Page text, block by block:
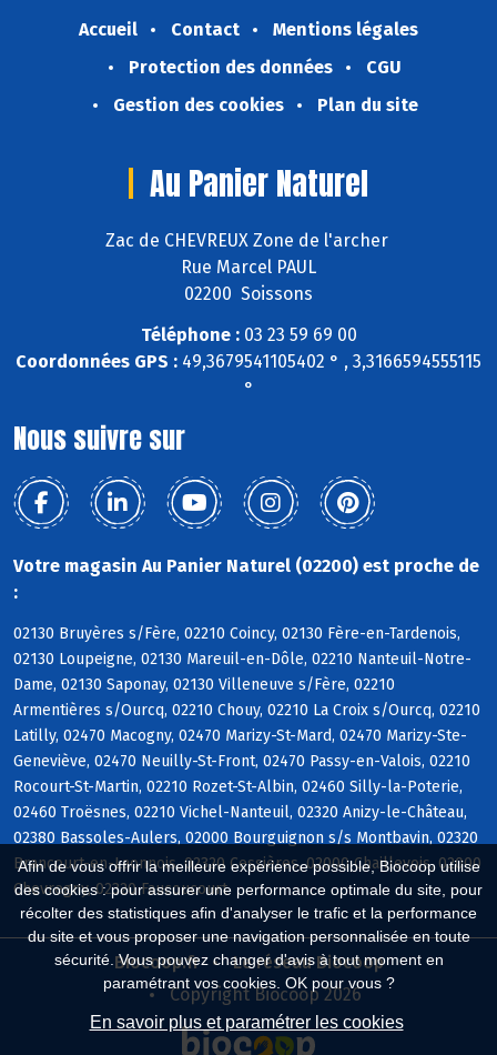
Afin de vous offrir la meilleure expérience possible, Biocoop utilise
des cookies : pour assurer une performance optimale du site, pour
récolter des statistiques afin d'analyser le trafic et la performance
du site et vous proposer une navigation personnalisée en toute
sécurité. Vous pouvez changer d'avis à tout moment en
paramétrant vos cookies. OK pour vous ?
En savoir plus et paramétrer les cookies
Accueil Contact
Mentions légales
Protection des données
CGU
Gestion des cookies
Plan du site
Au Panier Naturel
Zac de CHEVREUX Zone de l'archer
Rue Marcel PAUL
02200 Soissons
Téléphone :03 23 59 69 00
Coordonnées GPS : 49,3679541105402 ° , 3,3166594555115
°
Nous suivre sur
Votre magasin Au Panier Naturel (02200) est proche de
:
02130 Bruyères s/Fère, 02210 Coincy, 02130 Fère-en-Tardenois,
02130 Loupeigne, 02130 Mareuil-en-Dôle, 02210 Nanteuil-Notre-
Dame, 02130 Saponay, 02130 Villeneuve s/Fère, 02210
Armentières s/Ourcq, 02210 Chouy, 02210 La Croix s/Ourcq, 02210
Latilly, 02470 Macogny, 02470 Marizy-St-Mard, 02470 Marizy-Ste-
Geneviève, 02470 Neuilly-St-Front, 02470 Passy-en-Valois, 02210
Rocourt-St-Martin, 02210 Rozet-St-Albin, 02460 Silly-la-Poterie,
02460 Troësnes, 02210 Vichel-Nanteuil, 02320 Anizy-le-Château,
02380 Bassoles-Aulers, 02000 Bourguignon s/s Montbavin, 02320
Brancourt-en-Laonnois, 02320 Cessières, 02000 Chaillevois, 02000
Chevregny, 02320 Faucoucourt
Biocoop.fr
Le réseau Biocoop
Copyright Biocoop 2026